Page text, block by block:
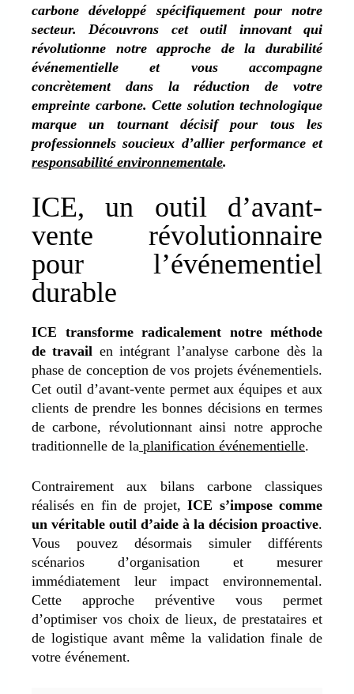
carbone développé spécifiquement pour notre
secteur. Découvrons cet outil innovant qui
révolutionne notre approche de la durabilité
événementielle et vous accompagne
concrètement dans la réduction de votre
empreinte carbone. Cette solution technologique
marque un tournant décisif pour tous les
professionnels soucieux d’allier performance et
responsabilité environnementale.
ICE, un outil d’avant-
vente révolutionnaire
pour l’événementiel
durable
ICE transforme radicalement notre méthode
de travail en intégrant l’analyse carbone dès la
phase de conception de vos projets événementiels.
Cet outil d’avant-vente permet aux équipes et aux
clients de prendre les bonnes décisions en termes
de carbone, révolutionnant ainsi notre approche
traditionnelle de la planification événementielle.
Contrairement aux bilans carbone classiques
réalisés en fin de projet, ICE s’impose comme
un véritable outil d’aide à la décision proactive.
Vous pouvez désormais simuler différents
scénarios d’organisation et mesurer
immédiatement leur impact environnemental.
Cette approche préventive vous permet
d’optimiser vos choix de lieux, de prestataires et
de logistique avant même la validation finale de
votre événement.